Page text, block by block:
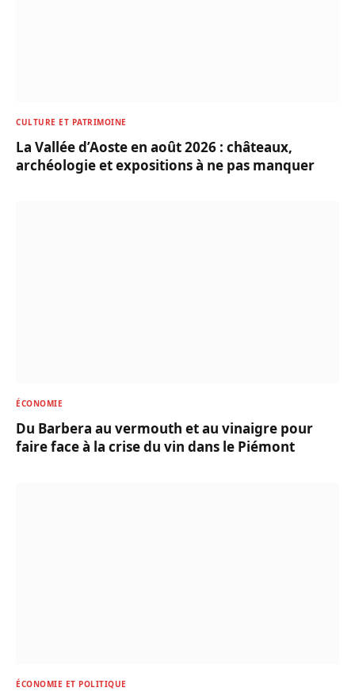
CULTURE ET PATRIMOINE
La Vallée d’Aoste en août 2026 : châteaux,
archéologie et expositions à ne pas manquer
ÉCONOMIE
Du Barbera au vermouth et au vinaigre pour
faire face à la crise du vin dans le Piémont
ÉCONOMIE ET POLITIQUE